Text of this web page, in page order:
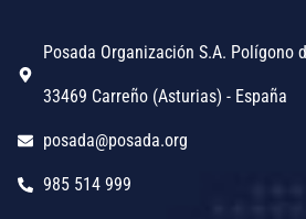
Posada Organización S.A. Polígono
33469 Carreño (Asturias) - España
posada@posada.org
985 514 999